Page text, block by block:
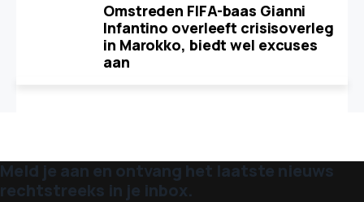
Omstreden FIFA-baas Gianni
Infantino overleeft crisisoverleg
in Marokko, biedt wel excuses
aan
Meld je aan en ontvang het laatste nieuws
rechtstreeks in je inbox.